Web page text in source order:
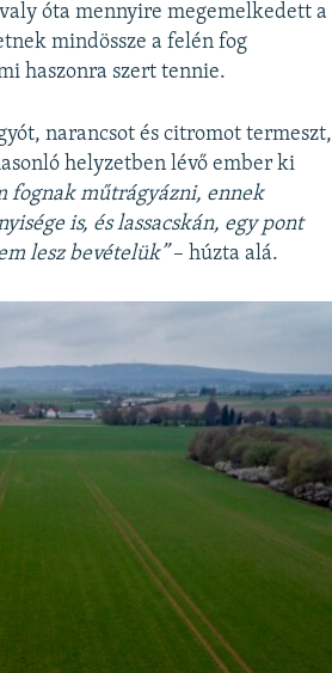
óta mennyire megemelkedett a
mindössze a felén fog
haszonra szert tennie.
narancsot és citromot termeszt,
helyzetben lévő ember ki
fognak műtrágyázni, ennek
is, és lassacskán, egy pont
lesz bevételük”– húzta alá.